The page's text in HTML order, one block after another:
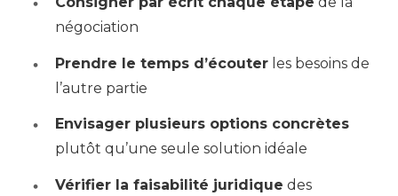
négociation
Prendre le temps d’écouter les besoins de
l’autre partie
Envisager plusieurs options concrètes
plutôt qu’une seule solution idéale
Vérifier la faisabilité juridique des